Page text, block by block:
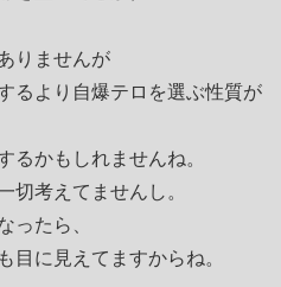
りませんが
るより自爆テロを選ぶ性質が
るかもしれませんね。
切考えてませんし。
ったら、
目に見えてますからね。